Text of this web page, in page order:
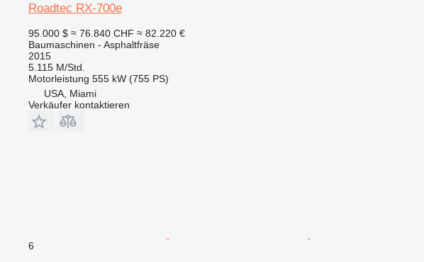
Roadtec RX-700e
95.000 $ ≈ 76.840 CHF ≈ 82.220 €
Baumaschinen - Asphaltfräse
2015
5.115 M/Std.
Motorleistung 555 kW (755 PS)
USA, Miami
Verkäufer kontaktieren
6